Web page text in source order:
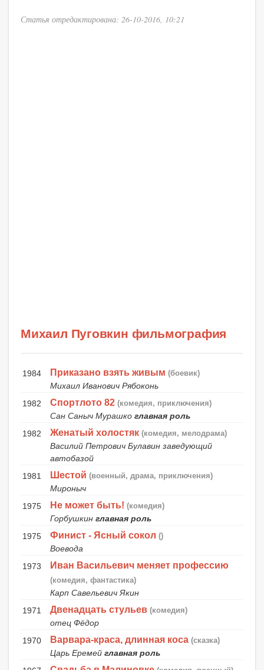
Статья отредактирована: 26-10-2016, 10:21
Михаил Пуговкин фильмография
1984 Приказано взять живым (боевик)
Михаил Иванович Рябоконь
1982
Спортлото 82 (комедия, приключения)
Сан Саныч Мурашко главная роль
1982
Женатый холостяк (комедия, мелодрама)
Василий Петрович Булавин заведующий
автобазой
1981
Шестой (военный, драма, приключения)
Мироныч
1975
Не может быть! (комедия)
Горбушкин главная роль
1975
Финист - Ясный сокол ()
Воевода
1973
Иван Васильевич меняет профессию
(комедия, фантастика)
Карп Савельевич Якин
1971
Двенадцать стульев (комедия)
отец Фёдор
1970
Варвара-краса, длинная коса (сказка)
Царь Еремей главная роль